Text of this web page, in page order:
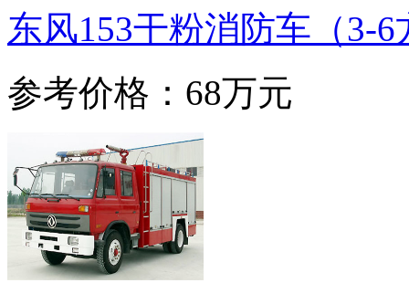
东风153干粉消防车（3-6
参考价格：68万元